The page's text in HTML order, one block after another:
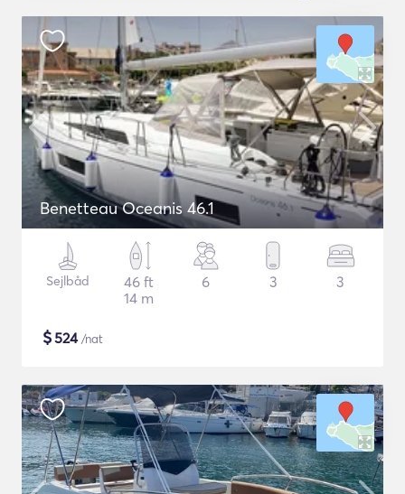
Benetteau Oceanis 46.1
Sejlbåd
46 ft
14 m
6 3 3
$524/nat